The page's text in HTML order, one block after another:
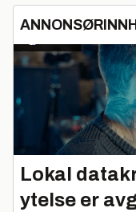
Lokal
ytelse er